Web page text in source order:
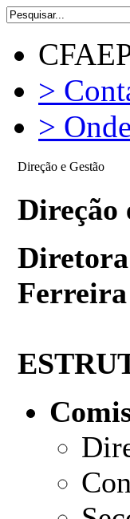
>
>
Direção e Gestão
Direção
Ferreira